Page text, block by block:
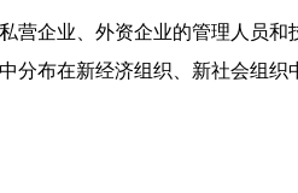
企业、外资企业的管理人员和
分布在新经济组织、新社会组织